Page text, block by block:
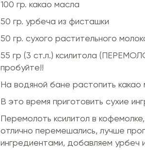
100 гр. какао масла
50 гр. урбеча из фисташки
50 гр. сухого растительного
55 гр (3 ст.л.) ксилитола
пробуйте!!
На водяной бане растопить какао
В это время приготовить сухие
Перемолоть ксилитол в
отлично перемешались, лучше
ингредиентами, добавляем урбеч